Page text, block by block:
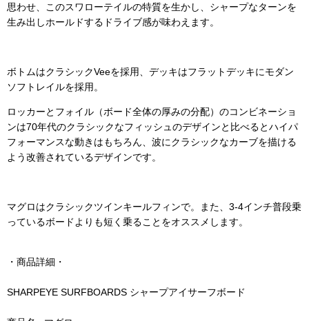
思わせ、このスワローテイルの特質を生かし、シャープなターンを
生み出しホールドするドライブ感が味わえます。
ボトムはクラシックVeeを採用、デッキはフラットデッキにモダン
ソフトレイルを採用。
ロッカーとフォイル（ボード全体の厚みの分配）のコンビネーショ
ンは70年代のクラシックなフィッシュのデザインと比べるとハイパ
フォーマンスな動きはもちろん、波にクラシックなカーブを描ける
よう改善されているデザインです。
マグロはクラシックツインキールフィンで。また、3-4インチ普段乗
っているボードよりも短く乗ることをオススメします。
・商品詳細・
SHARPEYE SURFBOARDS シャープアイサーフボード